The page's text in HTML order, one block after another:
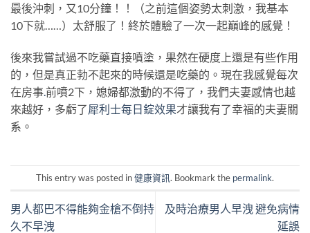
最後沖刺，又10分鐘！！（之前這個姿勢太刺激，我基本
10下就……）太舒服了！終於體驗了一次一起巔峰的感覺！
後來我嘗試過不吃藥直接噴塗，果然在硬度上還是有些作用
的，但是真正勃不起來的時候還是吃藥的。現在我感覺每次
在房事前噴2下，媳婦都激動的不得了，我們夫妻感情也越
來越好，多虧了犀利士每日錠效果才讓我有了幸福的夫妻關
系。
This entry was posted in健康資訊. Bookmark the permalink.
男人都巴不得能夠金槍不倒持
久不早洩
及時治療男人早洩 避免病情
延誤